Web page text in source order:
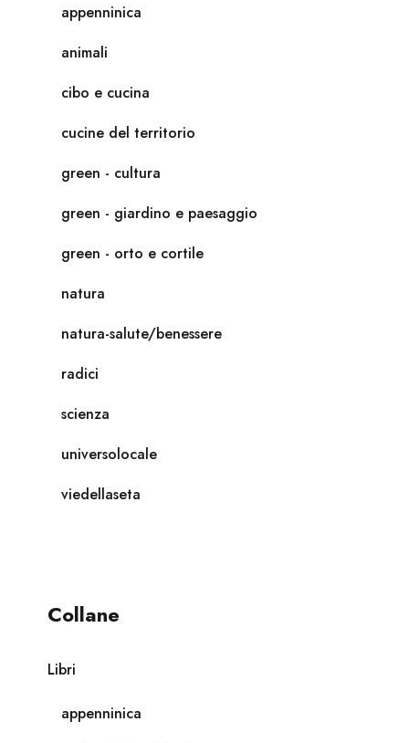
appenninica
animali
cibo e cucina
cucine del territorio
green - cultura
green - giardino e paesaggio
green - orto e cortile
natura
natura-salute/benessere
radici
scienza
universolocale
viedellaseta
Collane
Libri
appenninica